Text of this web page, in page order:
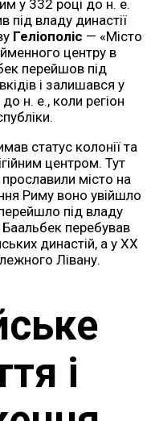
у 332 році до н. е.
під владу династії
Геліополіс — «Місто
центру в
перейшов під
і залишався у
н. е., коли регіон
статус колонії та
центром. Тут
місто на
Риму воно увійшло
під владу
перебував
династій, а у ХХ
Лівану.
і